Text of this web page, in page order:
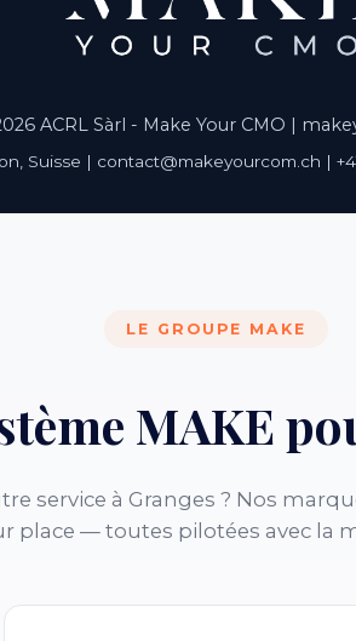
ACRL Sàrl - Make Your CMO |
Suisse | contact@makeyourcom.ch |
LE GROUPE MAKE
MAKE
service à Granges ? Nos
place — toutes pilotées avec la